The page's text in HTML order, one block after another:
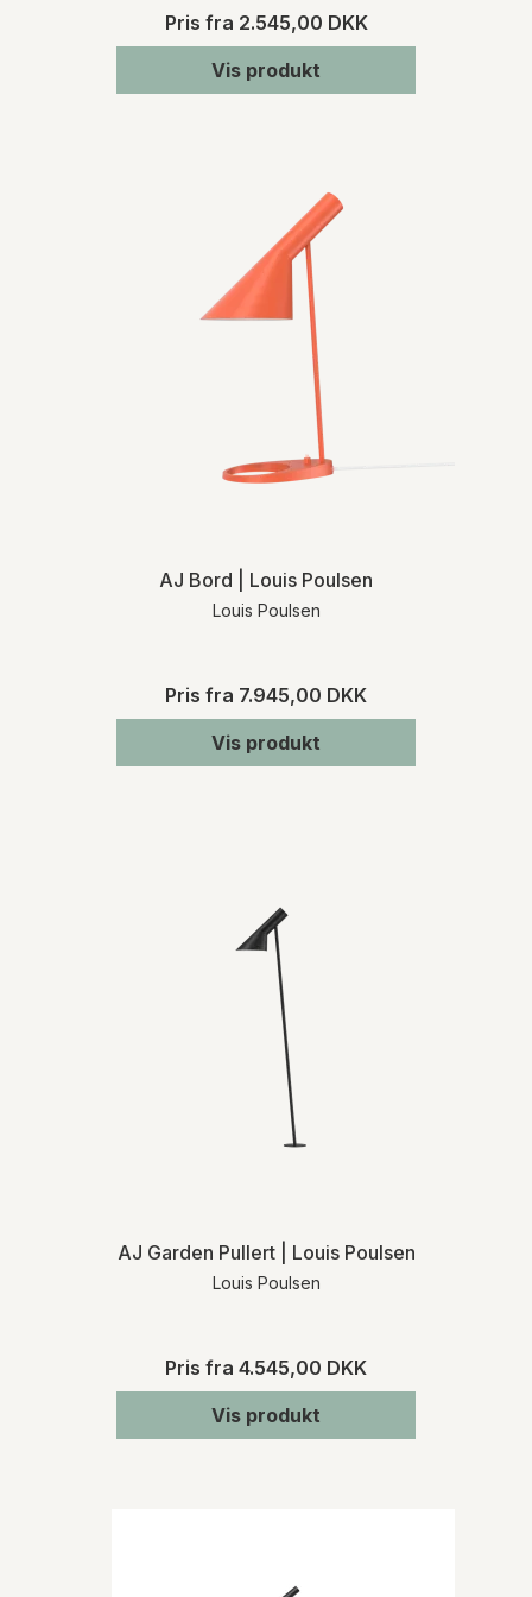
ønsker at fortryde dit køb. Du skal afholde
de direkte udgifter i forbindelse med
varens returforsendelse. Du bærer risikoen
for varen fra tidspunktet for varens
og returnering henviser vi til vores
Pris fra 2.545,00 DKK
Vis produkt
AJ Bord | Louis Poulsen
Louis Poulsen
Pris fra 7.945,00 DKK
Vis produkt
AJ Garden Pullert | Louis Poulsen
Louis Poulsen
Pris fra 4.545,00 DKK
Vis produkt